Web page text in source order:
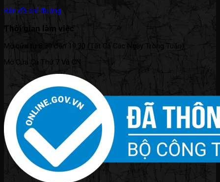
Bản đồ chỉ đường
Thời gian làm việc
Mở cửa từ 8:30 đến 19:30 (Tất Cả Các Ngày Trong Tuần).
Mở Cửa Cả Thứ 7 Và CN.